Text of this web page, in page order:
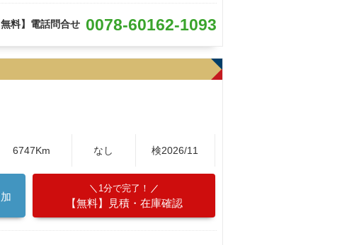
無料】電話問合せ 0078-60162-1093
6747Km なし 検2026/11
1分で完了！
【無料】見積・在庫確認